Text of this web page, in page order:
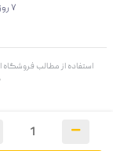
۷ روز هفته، ۲۴ ساعته پاسخگوی شما هستیم
استفاده از مطالب فروشگاه